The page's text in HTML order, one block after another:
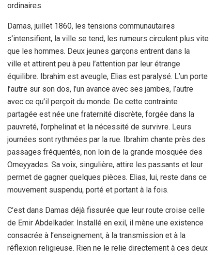
ordinaires.
Damas, juillet 1860, les tensions communautaires
s’intensifient, la ville se tend, les rumeurs circulent plus vite
que les hommes. Deux jeunes garçons entrent dans la
ville et attirent peu à peu l’attention par leur étrange
équilibre. Ibrahim est aveugle, Elias est paralysé. L’un porte
l’autre sur son dos, l’un avance avec ses jambes, l’autre
avec ce qu’il perçoit du monde. De cette contrainte
partagée est née une fraternité discrète, forgée dans la
pauvreté, l’orphelinat et la nécessité de survivre. Leurs
journées sont rythmées par la rue. Ibrahim chante près des
passages fréquentés, non loin de la grande mosquée des
Omeyyades. Sa voix, singulière, attire les passants et leur
permet de gagner quelques pièces. Elias, lui, reste dans ce
mouvement suspendu, porté et portant à la fois.
C’est dans Damas déjà fissurée que leur route croise celle
de Emir Abdelkader. Installé en exil, il mène une existence
consacrée à l’enseignement, à la transmission et à la
réflexion religieuse. Rien ne le relie directement à ces deux